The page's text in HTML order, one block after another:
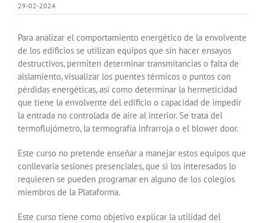
29-02-2024
Para analizar el comportamiento energético de la envolvente
de los edificios se utilizan equipos que sin hacer ensayos
destructivos, permiten determinar transmitancias o falta de
aislamiento, visualizar los puentes térmicos o puntos con
pérdidas energéticas, así como determinar la hermeticidad
que tiene la envolvente del edificio o capacidad de impedir
la entrada no controlada de aire al interior. Se trata del
termoflujómetro, la termografía infrarroja o el blower door.
Este curso no pretende enseñar a manejar estos equipos que
conllevaría sesiones presenciales, que si los interesados lo
requieren se pueden programar en alguno de los colegios
miembros de la Plataforma.
Este curso tiene como objetivo explicar la utilidad del